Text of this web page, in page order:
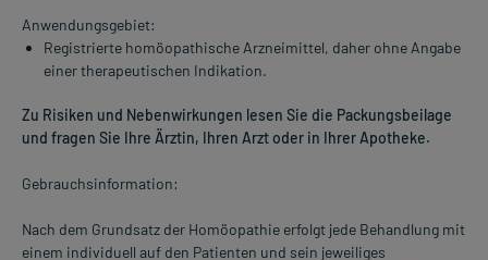
Anwendungsgebiet:
Registrierte homöopathische Arzneimittel, daher ohne Angabe
einer therapeutischen Indikation.
Zu Risiken und Nebenwirkungen lesen Sie die Packungsbeilage
und fragen Sie Ihre Ärztin, Ihren Arzt oder in Ihrer Apotheke.
Gebrauchsinformation:
Nach dem Grundsatz der Homöopathie erfolgt jede Behandlung mit
einem individuell auf den Patienten und sein jeweiliges